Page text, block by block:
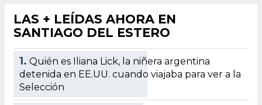
LAS + LEÍDAS AHORA EN
SANTIAGO DEL ESTERO
1. Quién es Iliana Lick, la niñera argentina
detenida en EE.UU. cuando viajaba para ver a la
Selección